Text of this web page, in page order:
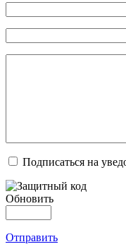
Подписаться на
Обновить
Отправить